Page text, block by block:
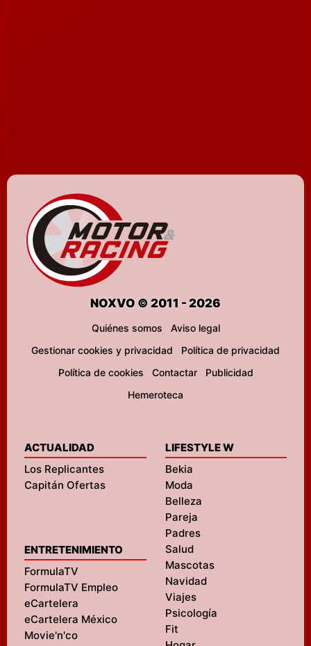
NOXVO © 2011 - 2026
Quiénes somos
Aviso legal
Gestionar cookies y privacidad
Política de privacidad
Política de cookies
Contactar
Publicidad
Hemeroteca
ACTUALIDAD
Los Replicantes
Capitán Ofertas
ENTRETENIMIENTO
FormulaTV
FormulaTV Empleo
eCartelera
eCartelera México
Movie'n'co
LIFESTYLE W
Bekia
Moda
Belleza
Pareja
Padres
Salud
Mascotas
Navidad
Viajes
Psicología
Fit